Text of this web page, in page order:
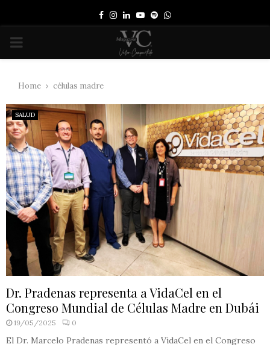
Facebook
Instagram
LinkedinYoutube
SpotifyWhatsapp
PRIMARY
Home células madre
SALUD
Dr. Pradenas representa a VidaCel en el
Congreso Mundial de Células Madre en Dubái
19/05/2025 0
El Dr. Marcelo Pradenas representó a VidaCel en el Congreso